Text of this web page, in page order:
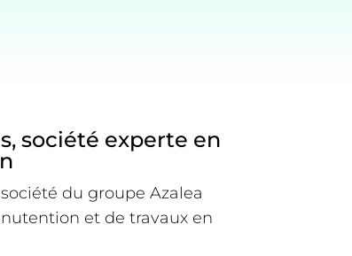
société experte en
du groupe Azalea
et de travaux en